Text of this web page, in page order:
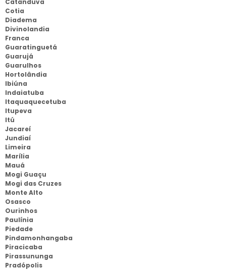
Catanduva
Cotia
Diadema
Divinolandia
Franca
Guaratinguetá
Guarujá
Guarulhos
Hortolândia
Ibiúna
Indaiatuba
Itaquaquecetuba
Itupeva
Itú
Jacareí
Jundiaí
Limeira
Marília
Mauá
Mogi Guaçu
Mogi das Cruzes
Monte Alto
Osasco
Ourinhos
Paulínia
Piedade
Pindamonhangaba
Piracicaba
Pirassununga
Pradópolis